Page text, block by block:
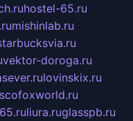
hostel-65.ru
mishinlab.ru
vektor-doroga.ru
lovinskix.ru
liura.ruglasspb.ru